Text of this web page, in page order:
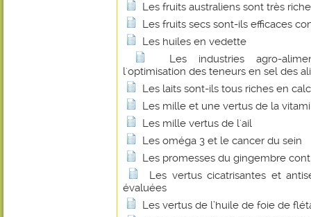
Les fruits australiens sont très
Les fruits secs sont-ils efficaces
Les huiles en vedette
Les industries agro-
l'optimisation des teneurs en sel des
Les laits sont-ils tous riches en
Les mille et une vertus de la
Les mille vertus de l'ail
Les oméga 3 et le cancer du sein
Les promesses du gingembre
Les vertus cicatrisantes et
évaluées
Les vertus de l’huile de foie de